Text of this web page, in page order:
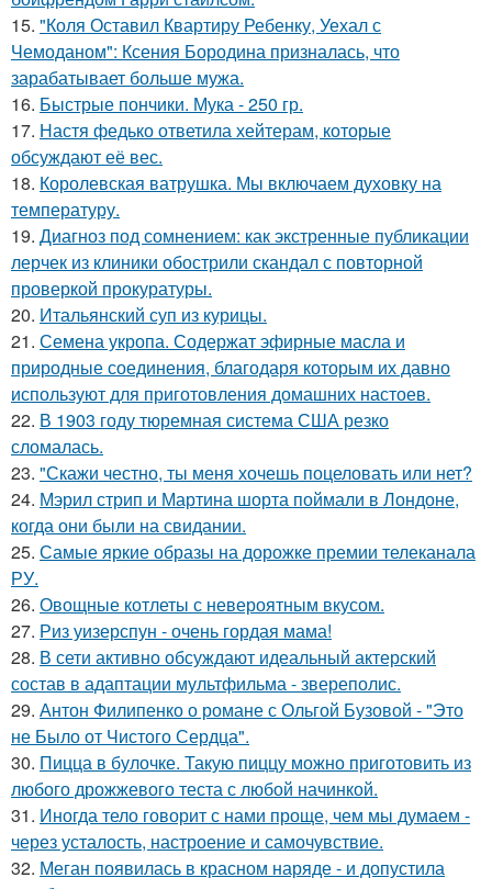
15. "Коля Оставил Квартиру Ребенку, Уехал с
Чемоданом": Ксения Бородина призналась, что
зарабатывает больше мужа.
16. Быстрые пончики. Мука - 250 гр.
17. Настя федько ответила хейтерам, которые
обсуждают её вес.
18. Королевская ватрушка. Мы включаем духовку на
температуру.
19. Диагноз под сомнением: как экстренные публикации
лерчек из клиники обострили скандал с повторной
проверкой прокуратуры.
20. Итальянский суп из курицы.
21. Семена укропа. Содержат эфирные масла и
природные соединения, благодаря которым их давно
используют для приготовления домашних настоев.
22. В 1903 году тюремная система США резко
сломалась.
23. "Скажи честно, ты меня хочешь поцеловать или нет?
24. Мэрил стрип и Мартина шорта поймали в Лондоне,
когда они были на свидании.
25. Самые яркие образы на дорожке премии телеканала
РУ.
26. Овощные котлеты с невероятным вкусом.
27. Риз уизерспун - очень гордая мама!
28. В сети активно обсуждают идеальный актерский
состав в адаптации мультфильма - звереполис.
29. Антон Филипенко о романе с Ольгой Бузовой - "Это
не Было от Чистого Сердца".
30. Пицца в булочке. Такую пиццу можно приготовить из
любого дрожжевого теста с любой начинкой.
31. Иногда тело говорит с нами проще, чем мы думаем -
через усталость, настроение и самочувствие.
32. Меган появилась в красном наряде - и допустила